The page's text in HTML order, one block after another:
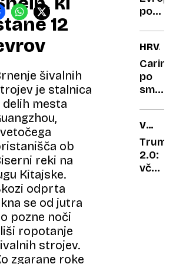
12
šivalnih
je stalnica
delih mesta
ob
reki na
Kitajske.
odprta
se od jutra
pozne noči
ropotanje
strojev.
zgarane roke
in ga
najdejo
pozimi
na
po
smešni
žganje
V
BELO
HIŠO
Trump
2.0:
včeraj